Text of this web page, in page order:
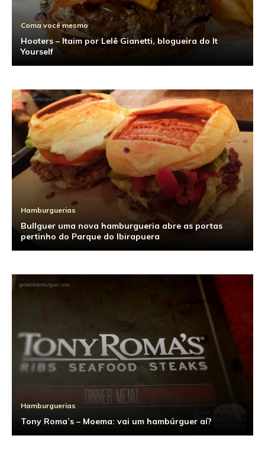
Coma você mesmo
Hooters – Itaim por Lelê Gianetti, blogueira do It
Yourself
Hamburguerias
Bullguer uma nova hamburgueria abre as portas
pertinho do Parque do Ibirapuera
Hamburguerias
Tony Roma’s – Moema: vai um hambúrguer aí?